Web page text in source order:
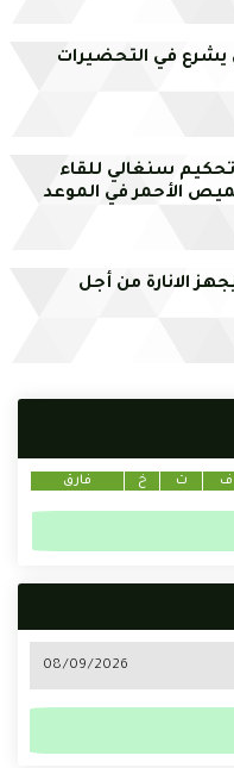
يشرع في التحضيرات
سنغالي للقاء
الأحمر في الموعد
الانارة من أجل
ف ت خ فارق